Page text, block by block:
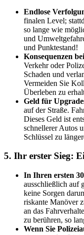
Endlose
finalen Level;
so lange wie
und
und Punktestand!
Konsequenzen
Verkehr oder
Schaden und
Vermeiden Sie
Überleben zu
Geld für
auf der Straße.
Dieses Geld ist
schnellerer Autos
Schlüssel zu
5. Ihr erster Sieg:
In Ihren ersten
ausschließlich auf
keine Sorgen
riskante Manöver
an das
zu berühren, so
Wenn Sie